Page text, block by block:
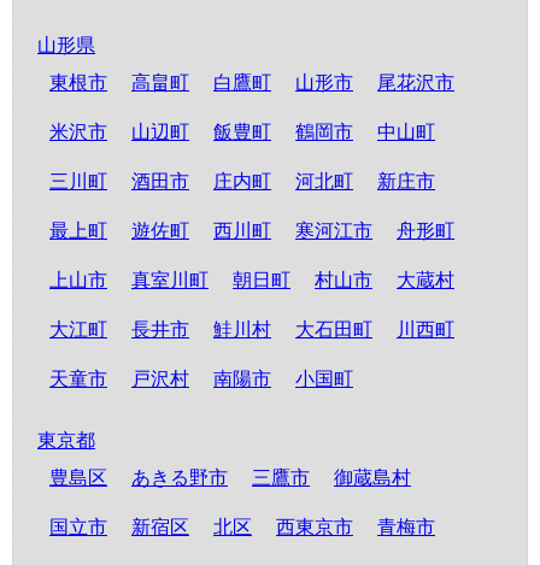
山形県
東根市
高畠町 白鷹町 山形市 尾花沢市
米沢市 山辺町 飯豊町 鶴岡市 中山町
三川町 酒田市 庄内町 河北町 新庄市
最上町 遊佐町 西川町 寒河江市 舟形町
上山市 真室川町 朝日町 村山市 大蔵村
大江町 長井市 鮭川村 大石田町 川西町
天童市 戸沢村 南陽市 小国町
東京都
豊島区
あきる野市 三鷹市 御蔵島村
国立市 新宿区 北区 西東京市 青梅市